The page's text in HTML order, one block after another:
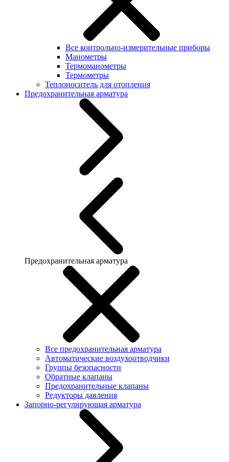
Все контрольно-измерительные приборы
Манометры
Термоманометры
Термометры
Теплоноситель для отопления
Предохранительная арматура
Предохранительная арматура
Все предохранительная арматура
Автоматические воздухоотводчики
Группы безопасности
Обратные клапаны
Предохранительные клапаны
Редукторы давления
Запорно-регулирующая арматура